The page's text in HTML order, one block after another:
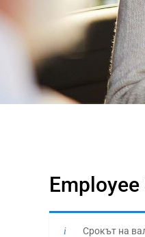
Срокът на